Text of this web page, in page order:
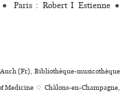
● Paris : Robert I Estienne ●
Auch (Fr), Bibliothèque-musi­co­thè­que
♢ Châlons-en-Champagne,